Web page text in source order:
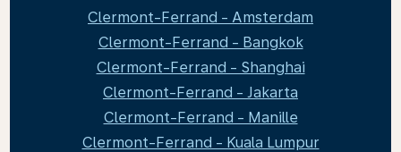
Clermont-Ferrand - Amsterdam
Clermont-Ferrand - Bangkok
Clermont-Ferrand - Shanghai
Clermont-Ferrand - Jakarta
Clermont-Ferrand - Manille
Clermont-Ferrand - Kuala Lumpur